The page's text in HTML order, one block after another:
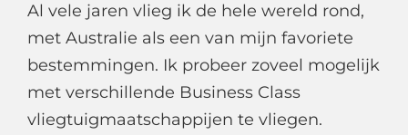
Al vele jaren vlieg ik de hele wereld rond,
met Australie als een van mijn favoriete
bestemmingen. Ik probeer zoveel mogelijk
met verschillende Business Class
vliegtuigmaatschappijen te vliegen.